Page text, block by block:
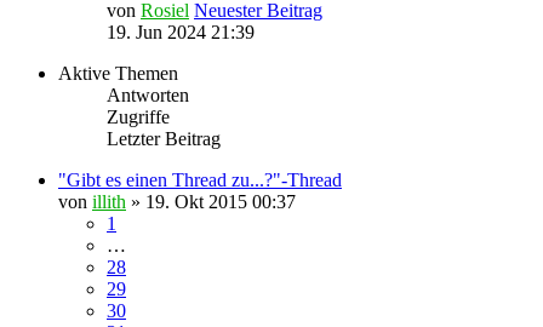
von Rosiel Neuester Beitrag
19. Jun 2024 21:39
Aktive Themen
Antworten
Zugriffe
Letzter Beitrag
"Gibt es einen Thread zu...?"-Thread
von illith » 19. Okt 2015 00:37
1
…
28
29
30